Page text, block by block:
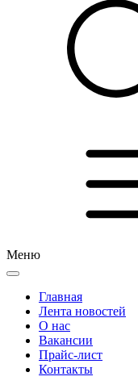
Меню
Главная
Лента новостей
О нас
Вакансии
Прайс-лист
Контакты